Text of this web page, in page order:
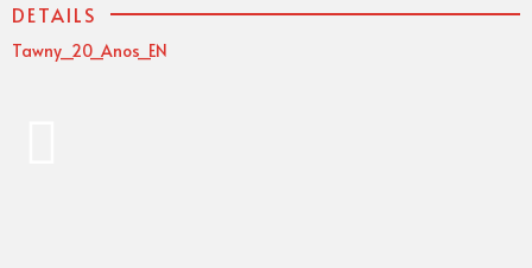
DETAILS
Tawny_20_Anos_EN